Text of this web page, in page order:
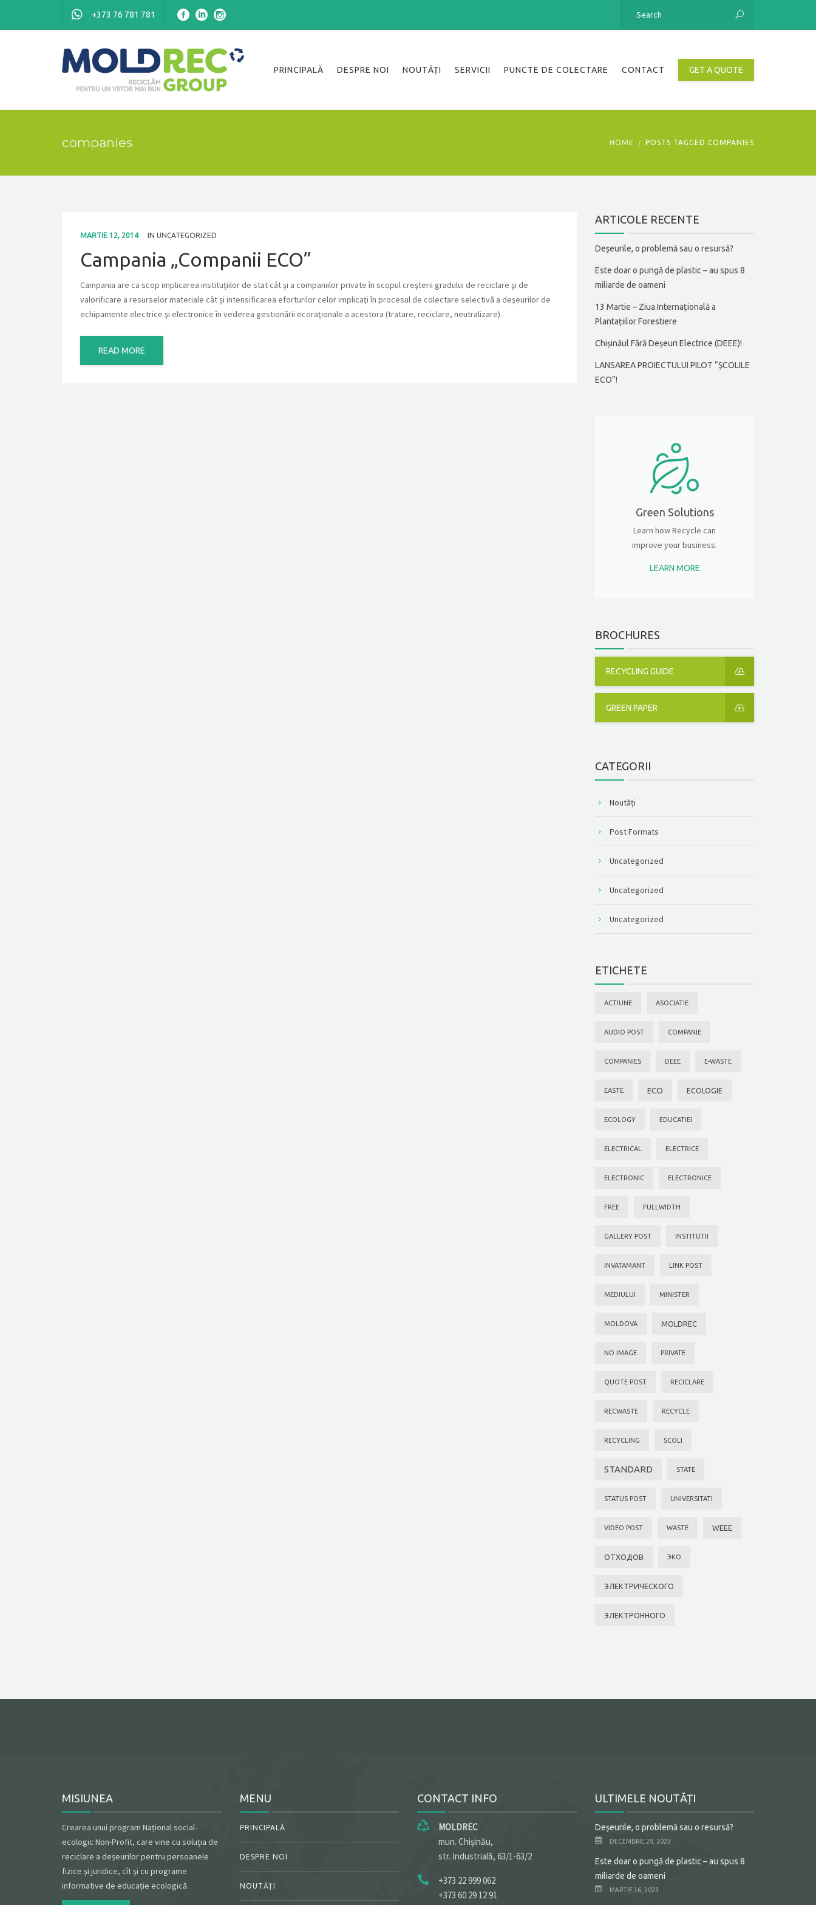
+373 76 781 781
PRINCIPALĂ DESPRE NOI NOUTĂȚI SERVICII PUNCTE DE COLECTARE CONTACT GET A QUOTE
companies HOME POSTS TAGGED COMPANIES
MARTIE 12, 2014 IN UNCATEGORIZED
Campania „Companii ECO”
Campania are ca scop implicarea instituțiilor de stat cât și a companiilor private în scopul creşterii gradului de reciclare şi de
valorificare a resurselor materiale cât și intensificarea eforturilor celor implicaţi în procesul de colectare selectivă a deşeurilor de
echipamente electrice şi electronice în vederea gestionării ecoraţionale a acestora (tratare, reciclare, neutralizare).
READ MORE
ARTICOLE RECENTE
Deșeurile, o problemă sau o resursă?
Este doar o pungă de plastic – au spus 8
miliarde de oameni
13 Martie – Ziua Internațională a
Plantațiilor Forestiere
Chișinăul Fără Deșeuri Electrice (DEEE)!
LANSAREA PROIECTULUI PILOT “ȘCOLILE
ECO”!
Green Solutions
Learn how Recycle can
improve your business.
LEARN MORE
BROCHURES
RECYCLING GUIDE
GREEN PAPER
CATEGORII
Noutăți
Post Formats
Uncategorized
Uncategorized
Uncategorized
ETICHETE
ACTIUNE ASOCIATIE
AUDIO POST COMPANIE
COMPANIES DEEE E-WASTE
EASTE ECO ECOLOGIE
ECOLOGY EDUCATIEI
ELECTRICAL ELECTRICE
ELECTRONIC ELECTRONICE
FREE FULLWIDTH
GALLERY POST INSTITUTII
INVATAMANT LINK POST
MEDIULUI MINISTER
MOLDOVA MOLDREC
NO IMAGE PRIVATE
QUOTE POST RECICLARE
RECWASTE RECYCLE
RECYCLING SCOLI
STANDARD STATE
STATUS POST UNIVERSITATI
VIDEO POST WASTE WEEE
ОТХОДОВ ЭКО
ЭЛЕКТРИЧЕСКОГО
ЭЛЕКТРОННОГО
MISIUNEA
Crearea unui program Național social-
ecologic Non-Profit, care vine cu soluția de
reciclare a deșeurilor pentru persoanele
fizice și juridice, cît și cu programe
informative de educație ecologică.
MENU
PRINCIPALĂ
DESPRE NOI
NOUTĂȚI
CONTACT INFO
MOLDREC
mun. Chișinău,
str. Industrială, 63/1-63/2
+373 22 999 062
+373 60 29 12 91
ULTIMELE NOUTĂȚI
Deșeurile, o problemă sau o resursă?
DECEMBRIE 29, 2023
Este doar o pungă de plastic – au spus 8
miliarde de oameni
MARTIE 16, 2023